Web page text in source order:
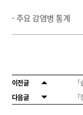
- 주요 감염병 통계
이전글
다음글